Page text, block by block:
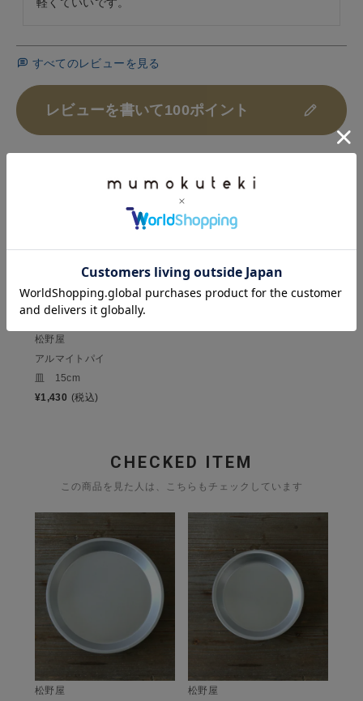
軽くていいです。
すべてのレビューを見る
レビューを書いて100ポイント
HISTORY
最近チェックした商品
松野屋
アルマイトパイ
皿 15cm
¥1,430 (税込)
CHECKED ITEM
この商品を見た人は、こちらもチェックしています
松野屋
松野屋